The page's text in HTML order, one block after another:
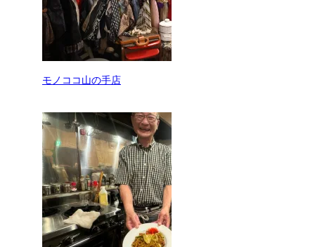
モノココ山の手店